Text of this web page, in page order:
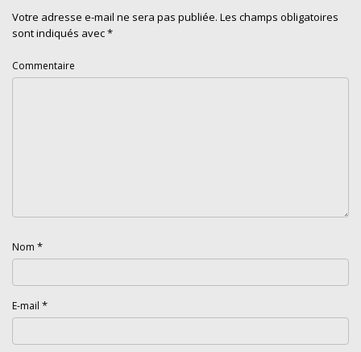
Votre adresse e-mail ne sera pas publiée. Les champs obligatoires
sont indiqués avec*
Commentaire
Nom *
E-mail *